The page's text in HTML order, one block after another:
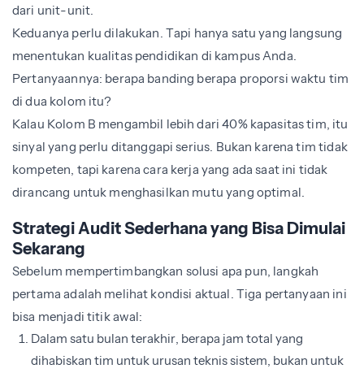
dari unit-unit.
Keduanya perlu dilakukan. Tapi hanya satu yang langsung
menentukan kualitas pendidikan di kampus Anda.
Pertanyaannya: berapa banding berapa proporsi waktu tim
di dua kolom itu?
Kalau Kolom B mengambil lebih dari 40% kapasitas tim, itu
sinyal yang perlu ditanggapi serius. Bukan karena tim tidak
kompeten, tapi karena cara kerja yang ada saat ini tidak
dirancang untuk menghasilkan mutu yang optimal.
Strategi Audit Sederhana yang Bisa Dimulai
Sekarang
Sebelum mempertimbangkan solusi apa pun, langkah
pertama adalah melihat kondisi aktual. Tiga pertanyaan ini
bisa menjadi titik awal:
Dalam satu bulan terakhir, berapa jam total yang
dihabiskan tim untuk urusan teknis sistem, bukan untuk